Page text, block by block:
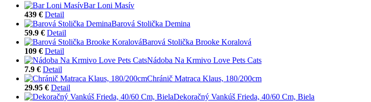
Bar Loni Masív
439 € Detail
Barová Stolička Demina
59.9 € Detail
Barová Stolička Brooke Koralová
109 € Detail
Nádoba Na Krmivo Love Pets Cats
7.9 € Detail
Chránič Matraca Klaus, 180/200cm
29.95 € Detail
Dekoračný Vankúš Frieda, 40/60 Cm, Biela